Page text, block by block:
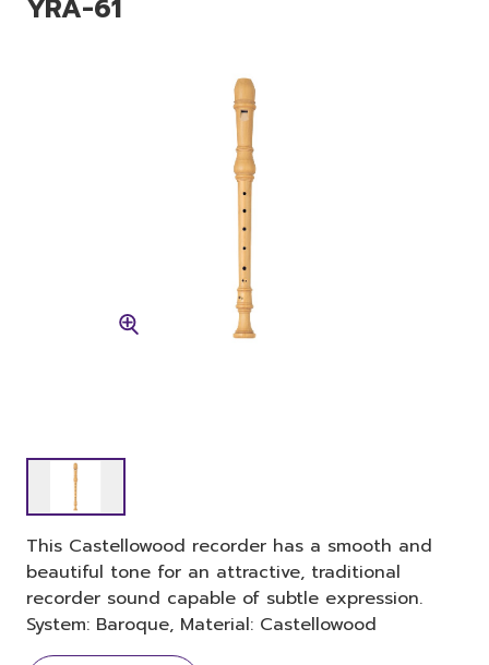
YRA-61
This Castellowood recorder has a smooth and
beautiful tone for an attractive, traditional
recorder sound capable of subtle expression.
System: Baroque, Material: Castellowood